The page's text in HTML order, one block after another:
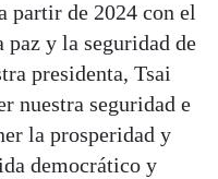
de 2024 con el
y la seguridad de
presidenta, Tsai
nuestra seguridad e
la prosperidad y
democrático y